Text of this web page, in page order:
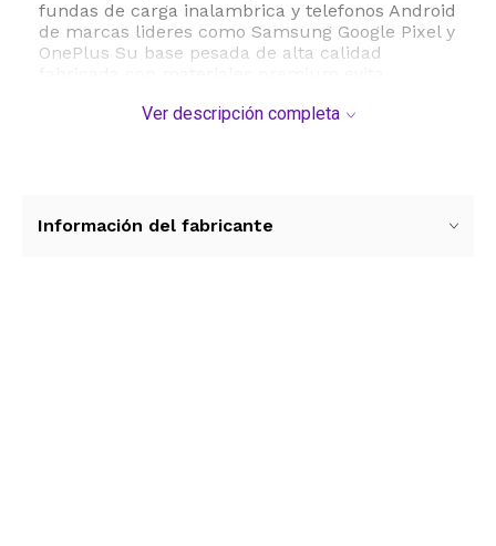
fundas de carga inalambrica y telefonos Android
de marcas lideres como Samsung Google Pixel y
OnePlus Su base pesada de alta calidad
el telefono con una sola mano de manera
espacio de tu hogar u oficina aportando un
Ver descripción completa
Información del fabricante